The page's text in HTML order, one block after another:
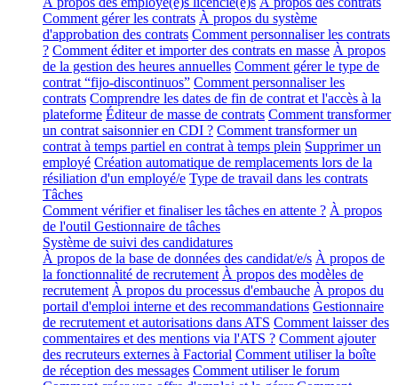
Comment gérer les contrats À propos du système
d'approbation des contrats Comment personnaliser les contrats
? Comment éditer et importer des contrats en masse À propos
de la gestion des heures annuelles Comment gérer le type de
contrat “fijo-discontinuos” Comment personnaliser les
contrats Comprendre les dates de fin de contrat et l'accès à la
plateforme Éditeur de masse de contrats Comment transformer
un contrat saisonnier en CDI ? Comment transformer un
contrat à temps partiel en contrat à temps plein Supprimer un
employé Création automatique de remplacements lors de la
résiliation d'un employé/e Type de travail dans les contrats
Tâches
Comment vérifier et finaliser les tâches en attente ? À propos
de l'outil Gestionnaire de tâches
Système de suivi des candidatures
À propos de la base de données des candidat/e/s À propos de
la fonctionnalité de recrutement À propos des modèles de
recrutement À propos du processus d'embauche À propos du
portail d'emploi interne et des recommandations Gestionnaire
de recrutement et autorisations dans ATS Comment laisser des
commentaires et des mentions via l'ATS ? Comment ajouter
des recruteurs externes à Factorial Comment utiliser la boîte
de réception des messages Comment utiliser le forum